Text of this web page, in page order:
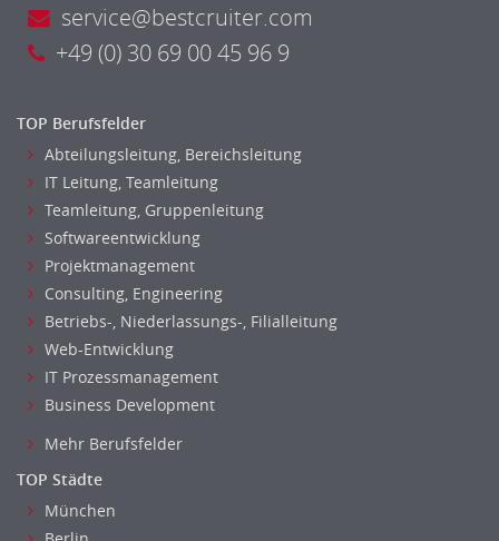
service@bestcruiter.com
+49 (0) 30 69 00 45 96 9
TOP Berufsfelder
Abteilungsleitung, Bereichsleitung
IT Leitung, Teamleitung
Teamleitung, Gruppenleitung
Softwareentwicklung
Projektmanagement
Consulting, Engineering
Betriebs-, Niederlassungs-, Filialleitung
Web-Entwicklung
IT Prozessmanagement
Business Development
Mehr Berufsfelder
TOP Städte
München